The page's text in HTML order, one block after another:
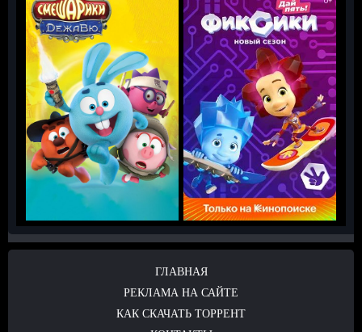
ГЛАВНАЯ
РЕКЛАМА НА САЙТЕ
КАК СКАЧАТЬ ТОРРЕНТ